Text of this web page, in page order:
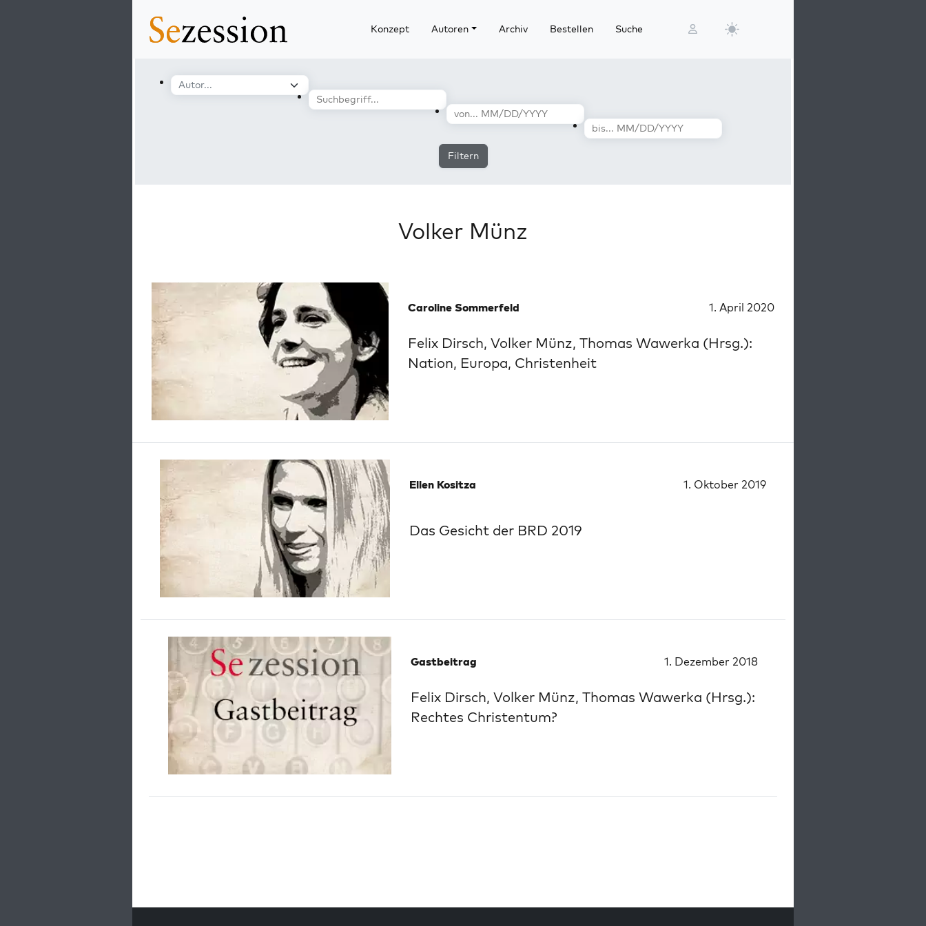
Konzept Autoren Archiv Bestellen Suche
Filtern
Volker Münz
Caroline Sommerfeld 1. April 2020
Felix Dirsch, Volker Münz, Thomas Wawerka (Hrsg.):
Nation, Europa, Christenheit
Ellen Kositza 1. Oktober 2019
Das Gesicht der BRD 2019
Gastbeitrag 1. Dezember 2018
Felix Dirsch, Volker Münz, Thomas Wawerka (Hrsg.):
Rechtes Christentum?